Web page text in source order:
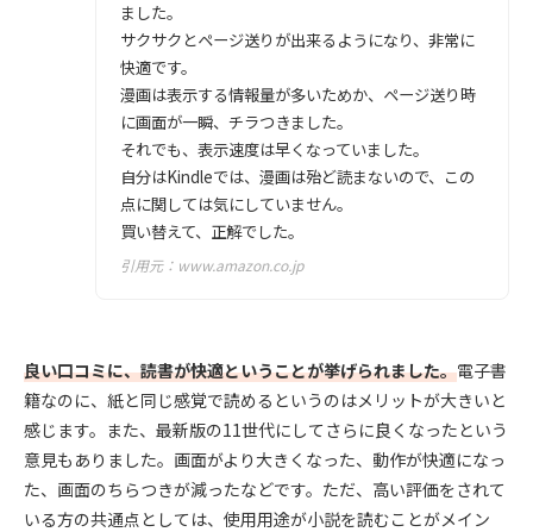
ました。
サクサクとページ送りが出来るようになり、非常に
快適です。
漫画は表示する情報量が多いためか、ページ送り時
に画面が一瞬、チラつきました。
それでも、表示速度は早くなっていました。
自分はKindleでは、漫画は殆ど読まないので、この
点に関しては気にしていません。
買い替えて、正解でした。
引用元： www.amazon.co.jp
良い口コミに、読書が快適ということが挙げられました。電子書
籍なのに、紙と同じ感覚で読めるというのはメリットが大きいと
感じます。また、最新版の11世代にしてさらに良くなったという
意見もありました。画面がより大きくなった、動作が快適になっ
た、画面のちらつきが減ったなどです。ただ、高い評価をされて
いる方の共通点としては、使用用途が小説を読むことがメイン